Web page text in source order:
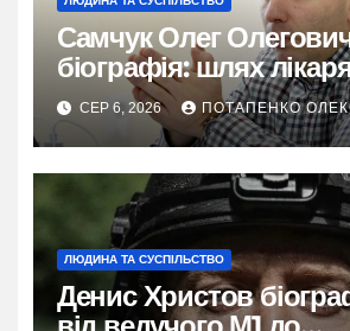
Самчук Олег
біографія: шлях
відродив
Україні
СЕР 6, 2026 ПОТАПЕНКО
ЛЮДИНА ТА СУСПІЛЬСТВО
Денис Христов